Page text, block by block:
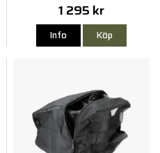
1 295 kr
Info Köp